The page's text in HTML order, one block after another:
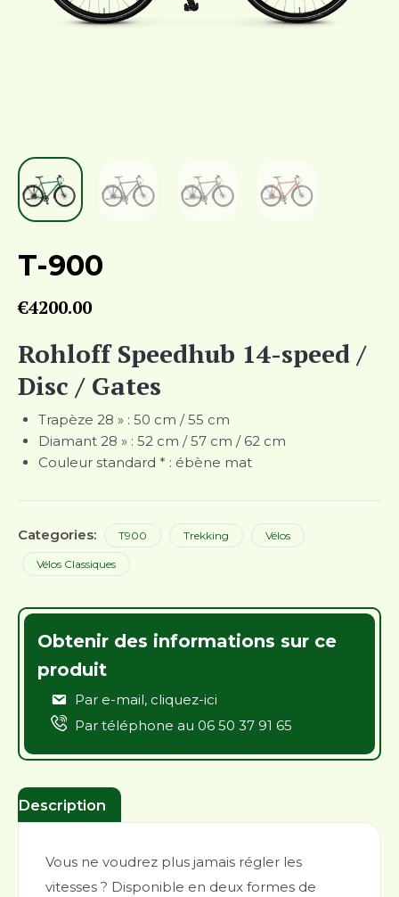
T-900
€4200.00
Rohloff Speedhub 14-speed /
Disc / Gates
Trapèze 28 » : 50 cm / 55 cm
Diamant 28 » : 52 cm / 57 cm / 62 cm
Couleur standard * : ébène mat
Categories: T900 Trekking Vélos
Vélos Classiques
Obtenir des informations sur ce
produit
Par e-mail, cliquez-ici
Par téléphone au 06 50 37 91 65
Description
Vous ne voudrez plus jamais régler les
vitesses ? Disponible en deux formes de